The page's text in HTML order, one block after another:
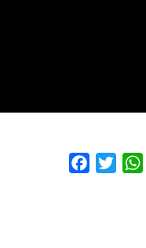
Facebook
Twitter